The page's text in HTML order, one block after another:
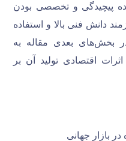
پیچیدگی و تخصصی بودن
دانش فنی بالا و استفاده
بخش‌های بعدی مقاله به
اقتصادی تولید آن بر
بازار جهانی